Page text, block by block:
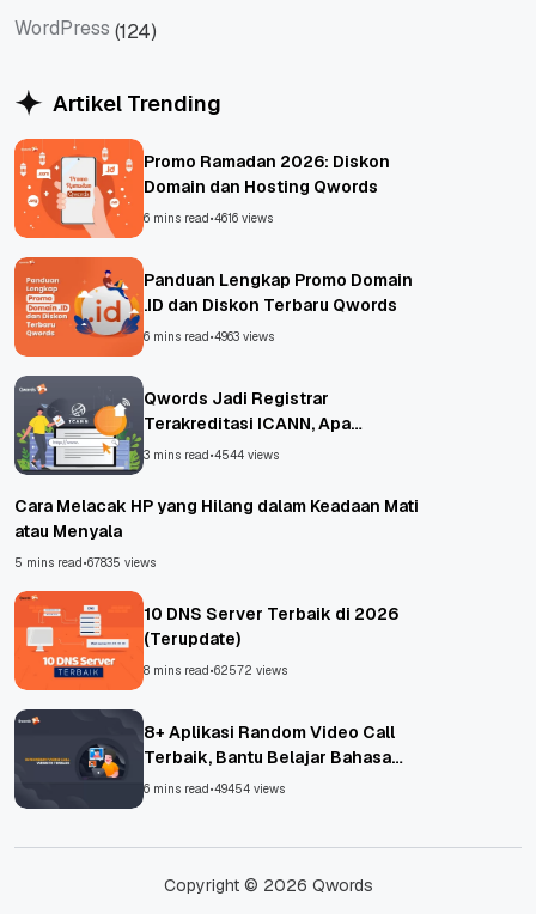
WordPress (124)
Artikel Trending
Promo Ramadan 2026: Diskon
Domain dan Hosting Qwords
6 mins read•4616 views
Panduan Lengkap Promo Domain
.ID dan Diskon Terbaru Qwords
6 mins read•4963 views
Qwords Jadi Registrar
Terakreditasi ICANN, Apa
Untungnya?
3 mins read•4544 views
Cara Melacak HP yang Hilang dalam Keadaan Mati
atau Menyala
5 mins read•67835 views
10 DNS Server Terbaik di 2026
(Terupdate)
8 mins read•62572 views
8+ Aplikasi Random Video Call
Terbaik, Bantu Belajar Bahasa
Asing!
6 mins read•49454 views
Copyright © 2026 Qwords